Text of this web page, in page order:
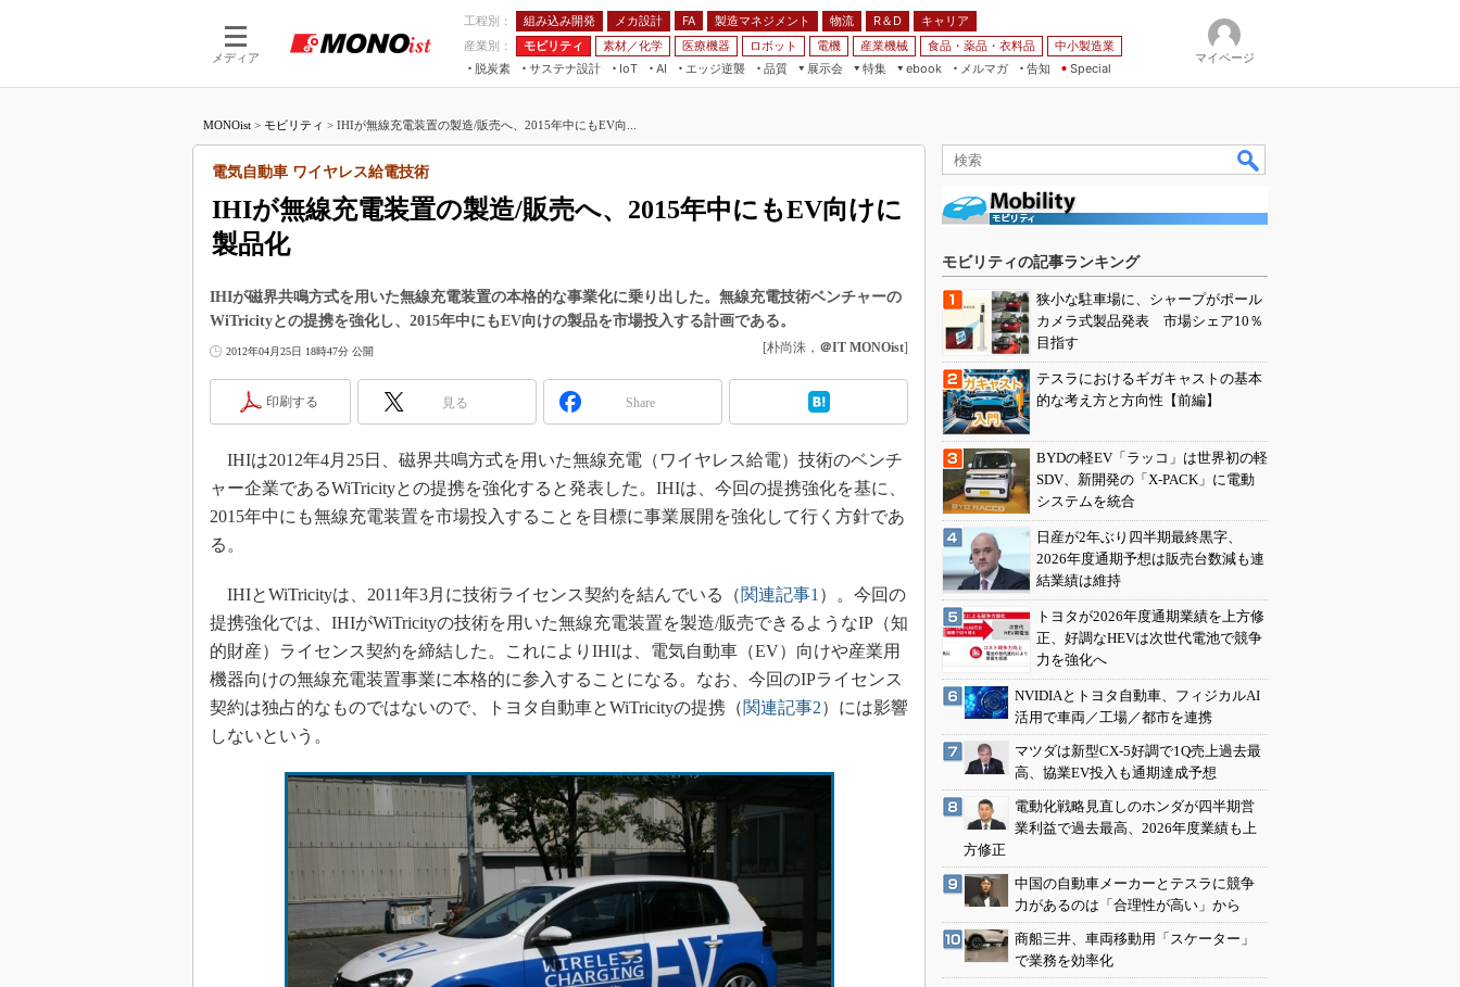
メディア
工程別： 組み込み開発 メカ設計 FA 製造マネジメント 物流 R＆D
キャリア
産業別：
モビリティ 素材／化学 医療機器 ロボット 電機 産業機械 食品・薬品・衣料品
中小製造業
脱炭素
サステナ設計
IoT
つながる工場
つながるサービス
AI
AI×設備保全
エッジ逆襲 品質
展示会
JIMTOF
IIFES
TECHNO-FRONTIER
EdgeTech+
産業オープンネット展
特集
組み込み画像技術
組み込みモデリング
ISO26262
無償設計ツール
3Dプリンタ
デジタルツインとCAE
インダストリー4.0
イノベーション
製造業ビッグデータ
メイドインジャパン
海外生産
グローバル設計・開発
制御セキュリティ
新型コロナへの対応
ebook
FA
メルマガ
告知 Special
マイページ
MONOist > モビリティ > IHIが無線充電装置の製造/販売へ、2015年中にもEV向...
IHIが無線充電装置の製造/販売へ、2015年中にもEV向けに
製品化
電気自動車 ワイヤレス給電技術
IHIが磁界共鳴方式を用いた無線充電装置の本格的な事業化に乗り出した。無線充電技術ベンチャーの
WiTricityとの提携を強化し、2015年中にもEV向けの製品を市場投入する計画である。
2012年04月25日 18時47分 公開 [朴尚洙， ＠IT MONOist]
印刷する 見る Share
IHIは2012年4月25日、磁界共鳴方式を用いた無線充電（ワイヤレス給電）技術のベンチ
ャー企業であるWiTricityとの提携を強化すると発表した。IHIは、今回の提携強化を基に、
2015年中にも無線充電装置を市場投入することを目標に事業展開を強化して行く方針であ
る。
IHIとWiTricityは、2011年3月に技術ライセンス契約を結んでいる（関連記事1 ）。今回の
提携強化では、IHIがWiTricityの技術を用いた無線充電装置を製造/販売できるようなIP（知
的財産）ライセンス契約を締結した。これによりIHIは、電気自動車（EV）向けや産業用
機器向けの無線充電装置事業に本格的に参入することになる。なお、今回のIPライセンス
契約は独占的なものではないので、トヨタ自動車とWiTricityの提携（関連記事2）には影響
しないという。
モビリティの記事ランキング
狭小な駐車場に、シャープがポール
カメラ式製品発表 市場シェア10％
目指す
テスラにおけるギガキャストの基本
的な考え方と方向性【前編】
BYDの軽EV「ラッコ」は世界初の軽
SDV、新開発の「X-PACK」に電動
システムを統合
日産が2年ぶり四半期最終黒字、
2026年度通期予想は販売台数減も連
結業績は維持
トヨタが2026年度通期業績を上方修
正、好調なHEVは次世代電池で競争
力を強化へ
NVIDIAとトヨタ自動車、フィジカルAI
活用で車両／工場／都市を連携
マツダは新型CX-5好調で1Q売上過去最
高、協業EV投入も通期達成予想
電動化戦略見直しのホンダが四半期営
業利益で過去最高、2026年度業績も上
方修正
中国の自動車メーカーとテスラに競争
力があるのは「合理性が高い」から
商船三井、車両移動用「スケーター」
で業務を効率化